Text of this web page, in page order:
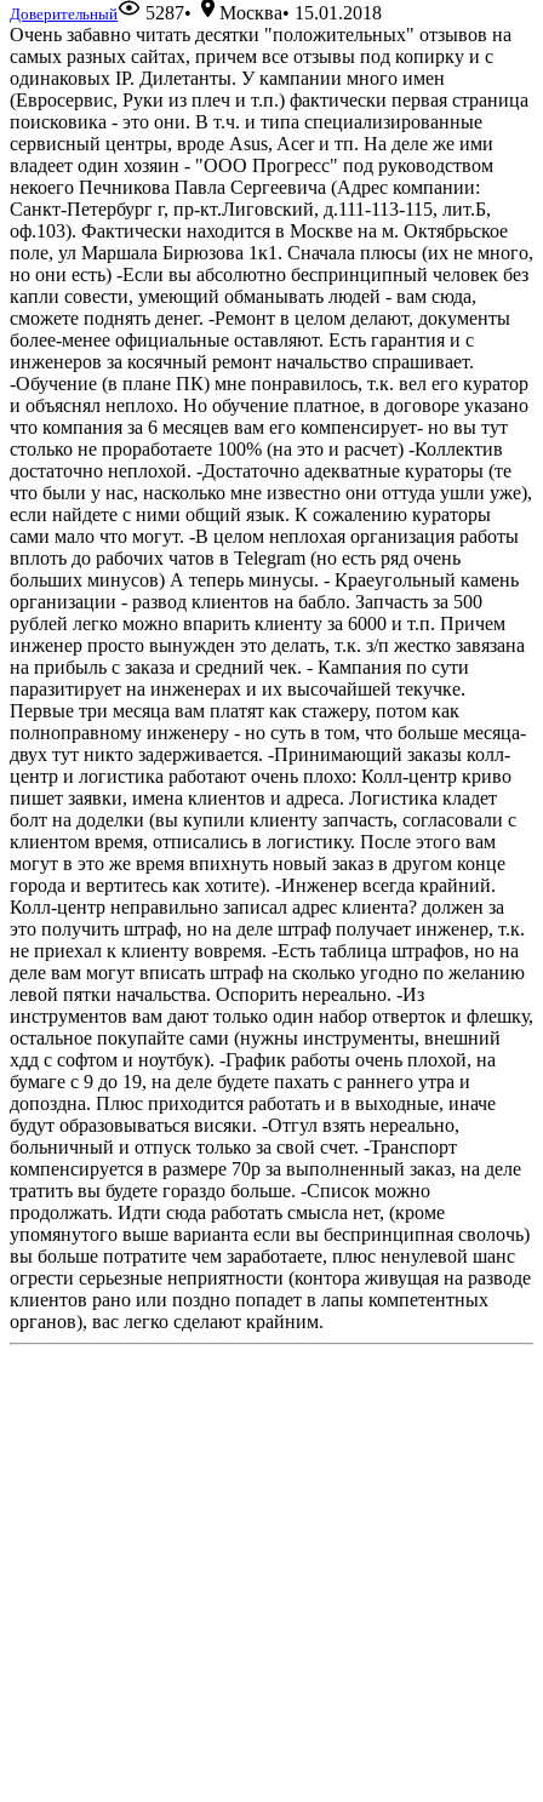
Доверительный 5287• Москва• 15.01.2018
Очень забавно читать десятки "положительных" отзывов на
самых разных сайтах, причем все отзывы под копирку и с
одинаковых IP. Дилетанты. У кампании много имен
(Евросервис, Руки из плеч и т.п.) фактически первая страница
поисковика - это они. В т.ч. и типа специализированные
сервисный центры, вроде Asus, Acer и тп. На деле же ими
владеет один хозяин - "ООО Прогресс" под руководством
некоего Печникова Павла Сергеевича (Адрес компании:
Санкт-Петербург г, пр-кт.Лиговский, д.111-113-115, лит.Б,
оф.103). Фактически находится в Москве на м. Октябрьское
поле, ул Маршала Бирюзова 1к1. Сначала плюсы (их не много,
но они есть) -Если вы абсолютно беспринципный человек без
капли совести, умеющий обманывать людей - вам сюда,
сможете поднять денег. -Ремонт в целом делают, документы
более-менее официальные оставляют. Есть гарантия и с
инженеров за косячный ремонт начальство спрашивает.
-Обучение (в плане ПК) мне понравилось, т.к. вел его куратор
и объяснял неплохо. Но обучение платное, в договоре указано
что компания за 6 месяцев вам его компенсирует- но вы тут
столько не проработаете 100% (на это и расчет) -Коллектив
достаточно неплохой. -Достаточно адекватные кураторы (те
что были у нас, насколько мне известно они оттуда ушли уже),
если найдете с ними общий язык. К сожалению кураторы
сами мало что могут. -В целом неплохая организация работы
вплоть до рабочих чатов в Telegram (но есть ряд очень
больших минусов) А теперь минусы. - Краеугольный камень
организации - развод клиентов на бабло. Запчасть за 500
рублей легко можно впарить клиенту за 6000 и т.п. Причем
инженер просто вынужден это делать, т.к. з/п жестко завязана
на прибыль с заказа и средний чек. - Кампания по сути
паразитирует на инженерах и их высочайшей текучке.
Первые три месяца вам платят как стажеру, потом как
полноправному инженеру - но суть в том, что больше месяца-
двух тут никто задерживается. -Принимающий заказы колл-
центр и логистика работают очень плохо: Колл-центр криво
пишет заявки, имена клиентов и адреса. Логистика кладет
болт на доделки (вы купили клиенту запчасть, согласовали с
клиентом время, отписались в логистику. После этого вам
могут в это же время впихнуть новый заказ в другом конце
города и вертитесь как хотите). -Инженер всегда крайний.
Колл-центр неправильно записал адрес клиента? должен за
это получить штраф, но на деле штраф получает инженер, т.к.
не приехал к клиенту вовремя. -Есть таблица штрафов, но на
деле вам могут вписать штраф на сколько угодно по желанию
левой пятки начальства. Оспорить нереально. -Из
инструментов вам дают только один набор отверток и флешку,
остальное покупайте сами (нужны инструменты, внешний
хдд с софтом и ноутбук). -График работы очень плохой, на
бумаге с 9 до 19, на деле будете пахать с раннего утра и
допоздна. Плюс приходится работать и в выходные, иначе
будут образовываться висяки. -Отгул взять нереально,
больничный и отпуск только за свой счет. -Транспорт
компенсируется в размере 70р за выполненный заказ, на деле
тратить вы будете гораздо больше. -Список можно
продолжать. Идти сюда работать смысла нет, (кроме
упомянутого выше варианта если вы беспринципная сволочь)
вы больше потратите чем заработаете, плюс ненулевой шанс
огрести серьезные неприятности (контора живущая на разводе
клиентов рано или поздно попадет в лапы компетентных
органов), вас легко сделают крайним.